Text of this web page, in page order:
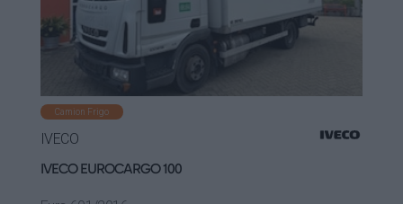
Camion Frigo
IVECO
IVECO EUROCARGO 100